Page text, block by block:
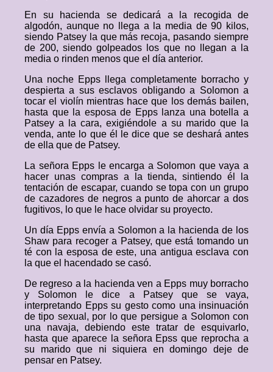
En su hacienda se dedicará a la recogida de
algodón, aunque no llega a la media de 90 kilos,
siendo Patsey la que más recoja, pasando siempre
de 200, siendo golpeados los que no llegan a la
media o rinden menos que el día anterior.
Una noche Epps llega completamente borracho y
despierta a sus esclavos obligando a Solomon a
tocar el violín mientras hace que los demás bailen,
hasta que la esposa de Epps lanza una botella a
Patsey a la cara, exigiéndole a su marido que la
venda, ante lo que él le dice que se deshará antes
de ella que de Patsey.
La señora Epps le encarga a Solomon que vaya a
hacer unas compras a la tienda, sintiendo él la
tentación de escapar, cuando se topa con un grupo
de cazadores de negros a punto de ahorcar a dos
fugitivos, lo que le hace olvidar su proyecto.
Un día Epps envía a Solomon a la hacienda de los
Shaw para recoger a Patsey, que está tomando un
té con la esposa de este, una antigua esclava con
la que el hacendado se casó.
De regreso a la hacienda ven a Epps muy borracho
y Solomon le dice a Patsey que se vaya,
interpretando Epps su gesto como una insinuación
de tipo sexual, por lo que persigue a Solomon con
una navaja, debiendo este tratar de esquivarlo,
hasta que aparece la señora Epss que reprocha a
su marido que ni siquiera en domingo deje de
pensar en Patsey.